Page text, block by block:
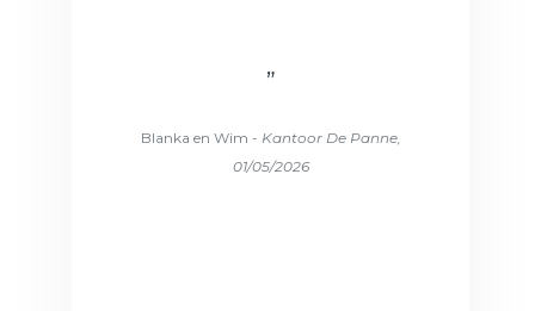
”
Blanka en Wim - Kantoor De Panne,
01/05/2026